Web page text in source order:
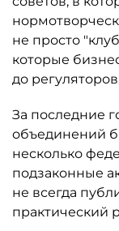
не просто
которые
до
За последние
объединений
несколько
подзаконные
не всегда
практический